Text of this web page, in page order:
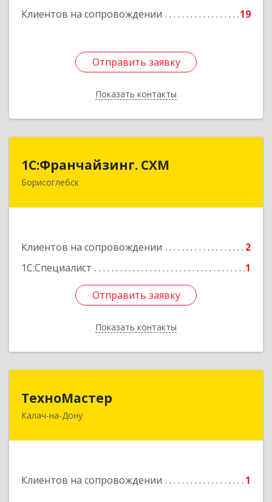
Клиентов на сопровождении 19
Отправить заявку
Показать контакты
Отправить заявку
Назад
1С:Франчайзинг. СХМ
Борисоглебск
Клиентов на сопровождении
2
1С:Специалист
1
Отправить заявку
Показать контакты
397165, Воронежская обл, Борисоглебский р-н,
Отправить заявку
Назад
ТехноМастер
Калач-на-Дону
Клиентов на сопровождении 1
404503, Волгоградская обл, Калач-на-Дону г,